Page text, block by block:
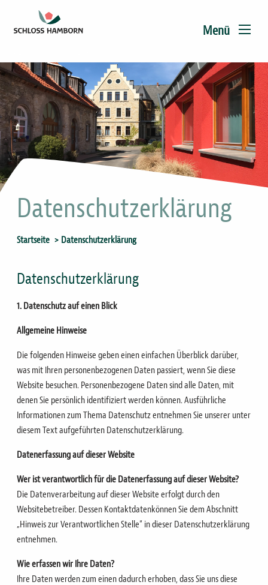
Inhalt
Menü
Datenschutzerklärung
Sie
hier
Startseite Datenschutzerklärung
Datenschutzerklärung
1. Datenschutz auf einen Blick
Allgemeine Hinweise
Die folgenden Hinweise geben einen einfachen Überblick darüber,
was mit Ihren personenbezogenen Daten passiert, wenn Sie diese
Website besuchen. Personenbezogene Daten sind alle Daten, mit
denen Sie persönlich identifiziert werden können. Ausführliche
Informationen zum Thema Datenschutz entnehmenSie unserer unter
diesem Text aufgeführten Datenschutzerklärung.
Datenerfassung auf dieser Website
Wer ist verantwortlich für die Datenerfassung auf dieser Website?
Die Datenverarbeitung auf dieser Website erfolgt durch den
Websitebetreiber. Dessen Kontaktdatenkönnen Sie dem Abschnitt
„Hinweis zur Verantwortlichen Stelle“ in dieser Datenschutzerklärung
entnehmen.
Wie erfassen wir Ihre Daten?
Ihre Daten werden zum einen dadurch erhoben, dass Sie uns diese